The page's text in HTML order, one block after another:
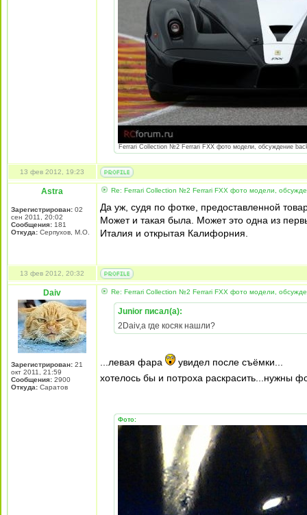
Ferrari Collection №2 Ferrari FXX фото модели, обсуждение
13 фев 2012, 19:23
Astra
Зарегистрирован: 02
сен 2011, 20:02
Сообщения: 181
Откуда: Серпухов, М.О.
Re: Ferrari Collection №2 Ferrari FXX фото модели,
Да уж, судя по фотке, предоставленной
Может и такая была. Может это одна из
Италия и открытая Калифорния.
13 фев 2012, 20:32
Daiv
Зарегистрирован: 21
окт 2011, 21:59
Сообщения: 2900
Откуда: Саратов
Re: Ferrari Collection №2 Ferrari FXX фото модели,
Junior писал(а):
2Daiv,а где косяк нашли?
...левая фара
увидел после съёмки...
хотелось бы и потроха раскрасить...нужны
Фото: